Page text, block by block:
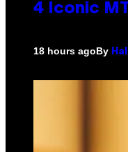
4 Iconic
18 hours agoBy